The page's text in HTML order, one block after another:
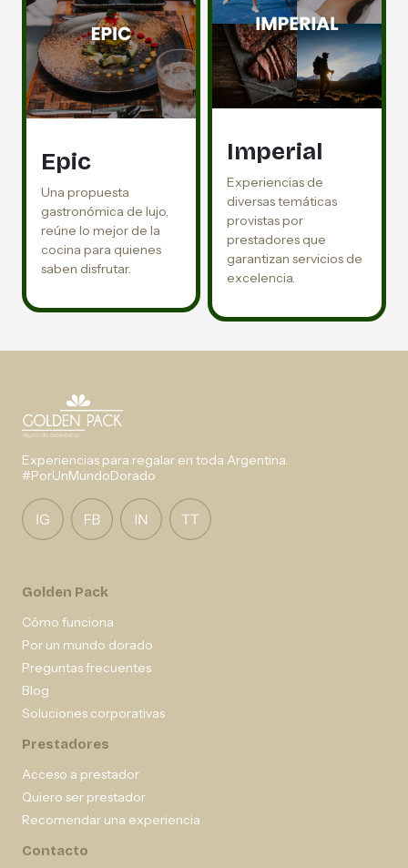
Epic
Una propuesta
gastronómica de lujo,
reúne lo mejor de la
cocina para quienes
saben disfrutar.
Imperial
Experiencias de
diversas temáticas
provistas por
prestadores que
garantizan servicios de
excelencia.
Experiencias para regalar en toda Argentina.
#PorUnMundoDorado
Golden Pack
Cómo funciona
Por un mundo dorado
Preguntas frecuentes
Blog
Soluciones corporativas
Prestadores
Acceso a prestador
Quiero ser prestador
Recomendar una experiencia
Contacto